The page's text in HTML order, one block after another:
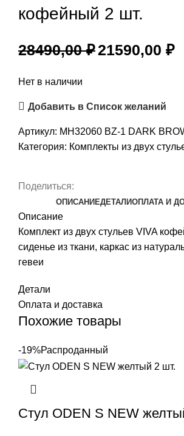
кофейный 2 шт.
28490,00₽21590,00 ₽
Нет в наличии
Добавить в Список желаний
Артикул: MH32060 BZ-1 DARK
Категория: Комплекты из двух
Поделиться:
ОПИСАНИЕДЕТАЛИОПЛАТА И
Описание
Комплект из двух стульев VIVA
сиденье из ткани, каркас из
гевеи
Детали
Оплата и доставка
Похожие товары
-19%Распроданный
Стул ODEN S NEW